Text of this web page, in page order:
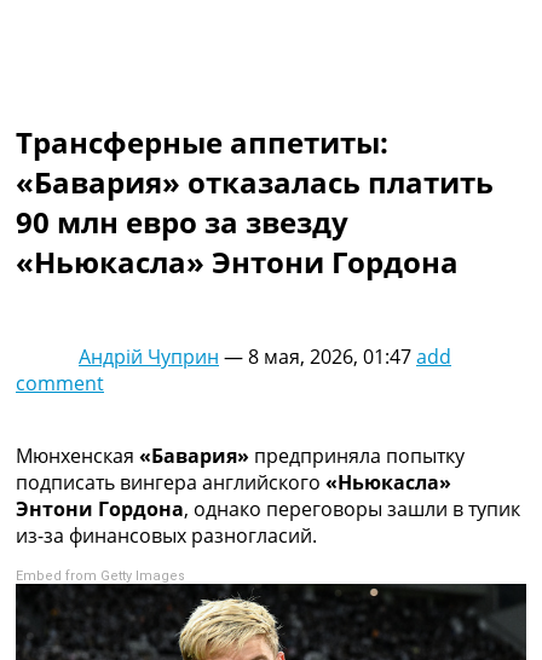
Украина. Первая Лига
Лига Чемпионов
Англия. Премьер Лига
Испания. Ла Лига
Другие Турниры >>>
Таблицы
Таблицы групп Чемпионата Мира
Лига Чемпионов. Таблицы групп
Все таблицы >>>
Рейтинги
Рейтинг стран УЕФА
Рейтинг клубов УЕФА
Рейтинг ФИФА
ТВ программа
RU
UA
Трансферные аппетиты:
«Бавария» отказалась платить
90 млн евро за звезду
«Ньюкасла» Энтони Гордона
Андрій Чуприн —8 мая, 2026, 01:47add
comment
Мюнхенская «Бавария» предприняла попытку
подписать вингера английского «Ньюкасла»
Энтони Гордона, однако переговоры зашли в тупик
из-за финансовых разногласий.
Embed from Getty Images